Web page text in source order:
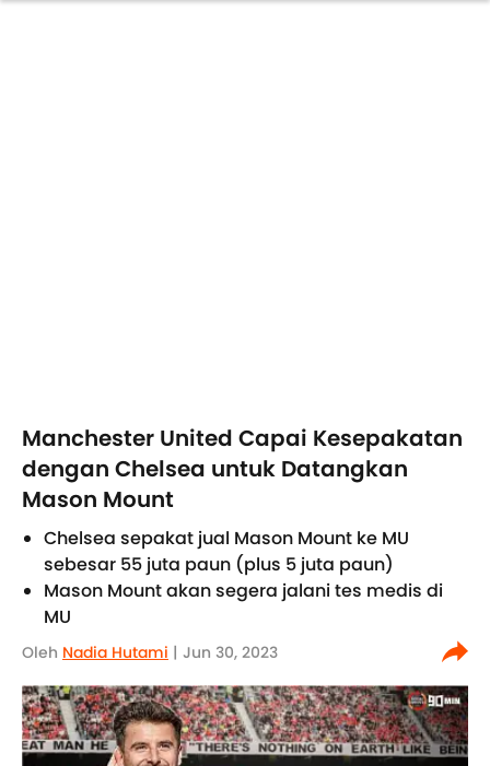
Manchester United Capai Kesepakatan
dengan Chelsea untuk Datangkan
Mason Mount
Chelsea sepakat jual Mason Mount ke MU
sebesar 55 juta paun (plus 5 juta paun)
Mason Mount akan segera jalani tes medis di
MU
Oleh Nadia Hutami | Jun 30, 2023